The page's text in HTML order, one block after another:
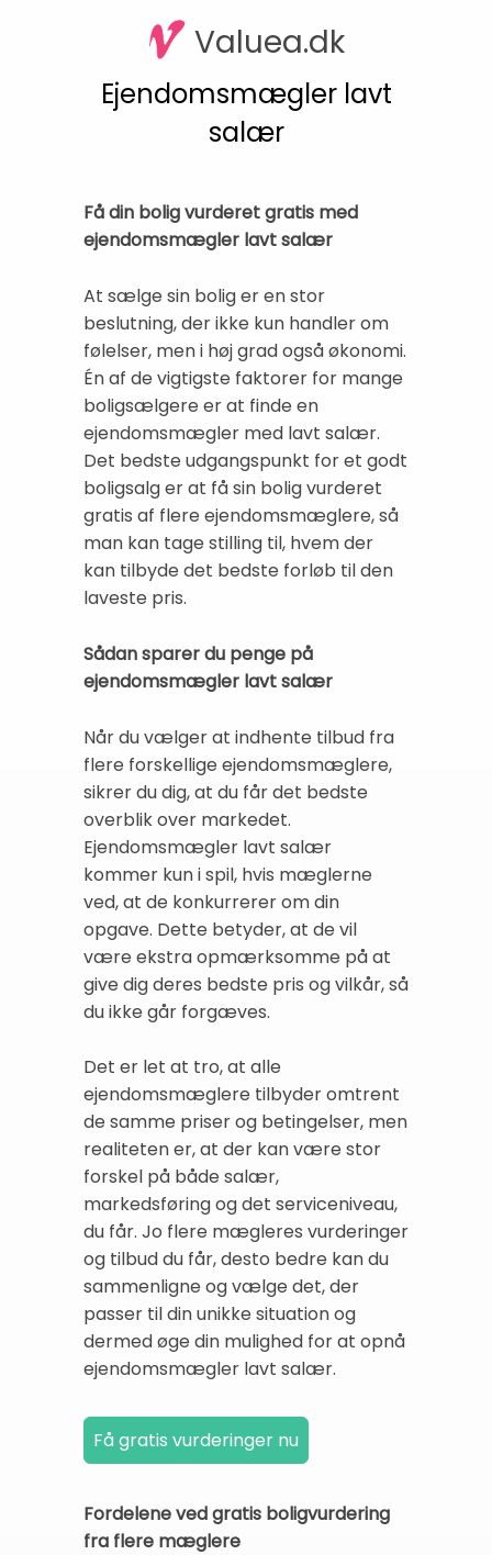
Valuea.dk
Ejendomsmægler lavt
salær
Få din bolig vurderet gratis med
ejendomsmægler lavt salær
At sælge sin bolig er en stor
beslutning, der ikke kun handler om
følelser, men i høj grad også økonomi.
Én af de vigtigste faktorer for mange
boligsælgere er at finde en
ejendomsmægler med lavt salær.
Det bedste udgangspunkt for et godt
boligsalg er at få sin bolig vurderet
gratis af flere ejendomsmæglere, så
man kan tage stilling til, hvem der
kan tilbyde det bedste forløb til den
laveste pris.
Sådan sparer du penge på
ejendomsmægler lavt salær
Når du vælger at indhente tilbud fra
flere forskellige ejendomsmæglere,
sikrer du dig, at du får det bedste
overblik over markedet.
Ejendomsmægler lavt salær
kommer kun i spil, hvis mæglerne
ved, at de konkurrerer om din
opgave. Dette betyder, at de vil
være ekstra opmærksomme på at
give dig deres bedste pris og vilkår, så
du ikke går forgæves.
Det er let at tro, at alle
ejendomsmæglere tilbyder omtrent
de samme priser og betingelser, men
realiteten er, at der kan være stor
forskel på både salær,
markedsføring og det serviceniveau,
du får. Jo flere mægleres vurderinger
og tilbud du får, desto bedre kan du
sammenligne og vælge det, der
passer til din unikke situation og
dermed øge din mulighed for at opnå
ejendomsmægler lavt salær.
Fordelene ved gratis boligvurdering
fra flere mæglere